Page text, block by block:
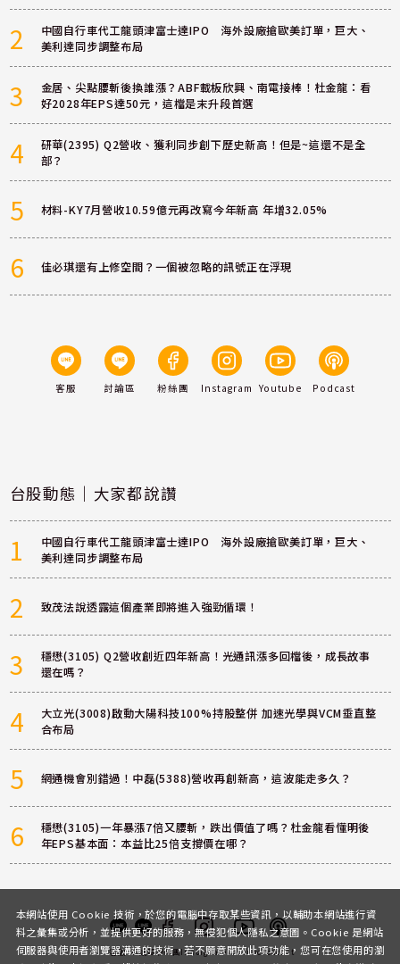
2
中國自行車代工龍頭津富士達IPO 海外設廠搶歐美訂單，巨大、
美利達同步調整布局
3
金居、尖點腰斬後換誰漲？ABF載板欣興、南電接棒！杜金龍：看
好2028年EPS達50元，這檔是末升段首選
4
研華(2395) Q2營收、獲利同步創下歷史新高！但是~這還不是全
部？
5 材料-KY7月營收10.59億元再改寫今年新高 年增32.05%
6 佳必琪還有上修空間？一個被忽略的訊號正在浮現
客服 討論區 粉絲團 Instagram Youtube Podcast
台股動態｜大家都說讚
1
中國自行車代工龍頭津富士達IPO 海外設廠搶歐美訂單，巨大、
美利達同步調整布局
2 致茂法說透露這個產業即將進入強勁循環！
3
穩懋(3105) Q2營收創近四年新高！光通訊漲多回檔後，成長故事
還在嗎？
4
大立光(3008)啟動大陽科技100%持股整併 加速光學與VCM垂直整
合布局
5 網通機會別錯過！中磊(5388)營收再創新高，這波能走多久？
6
穩懋(3105)一年暴漲7倍又腰斬，跌出價值了嗎？杜金龍看懂明後
年EPS基本面：本益比25倍支撐價在哪？
客服 討論區粉絲團InstagramYoutubePodcast
本網站使用 Cookie 技術，於您的電腦中存取某些資訊，以輔助本網站進行資
料之彙集或分析，並提供更好的服務，無侵犯個人隱私之意圖。Cookie 是網站
伺服器與使用者瀏覽器溝通的技術，若不願意開放此項功能，您可在您使用的瀏